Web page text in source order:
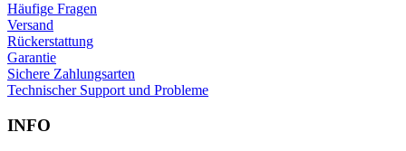
Häufige Fragen
Versand
Rückerstattung
Garantie
Sichere Zahlungsarten
Technischer Support und Probleme
INFO